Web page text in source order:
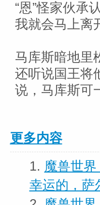
“恩”怪家伙承
我就会马上离
马库斯暗地里
还听说国王将
说，马库斯可
更多内容
1. 魔兽世
幸运的，萨